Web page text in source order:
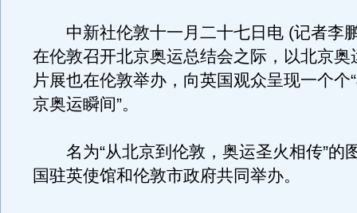
中新社伦敦十一月二十七日电 (记者李
在伦敦召开北京奥运总结会之际，以北京奥
片展也在伦敦举办，向英国观众呈现一个个
京奥运瞬间”。
名为“从北京到伦敦，奥运圣火相传”的
国驻英使馆和伦敦市政府共同举办。